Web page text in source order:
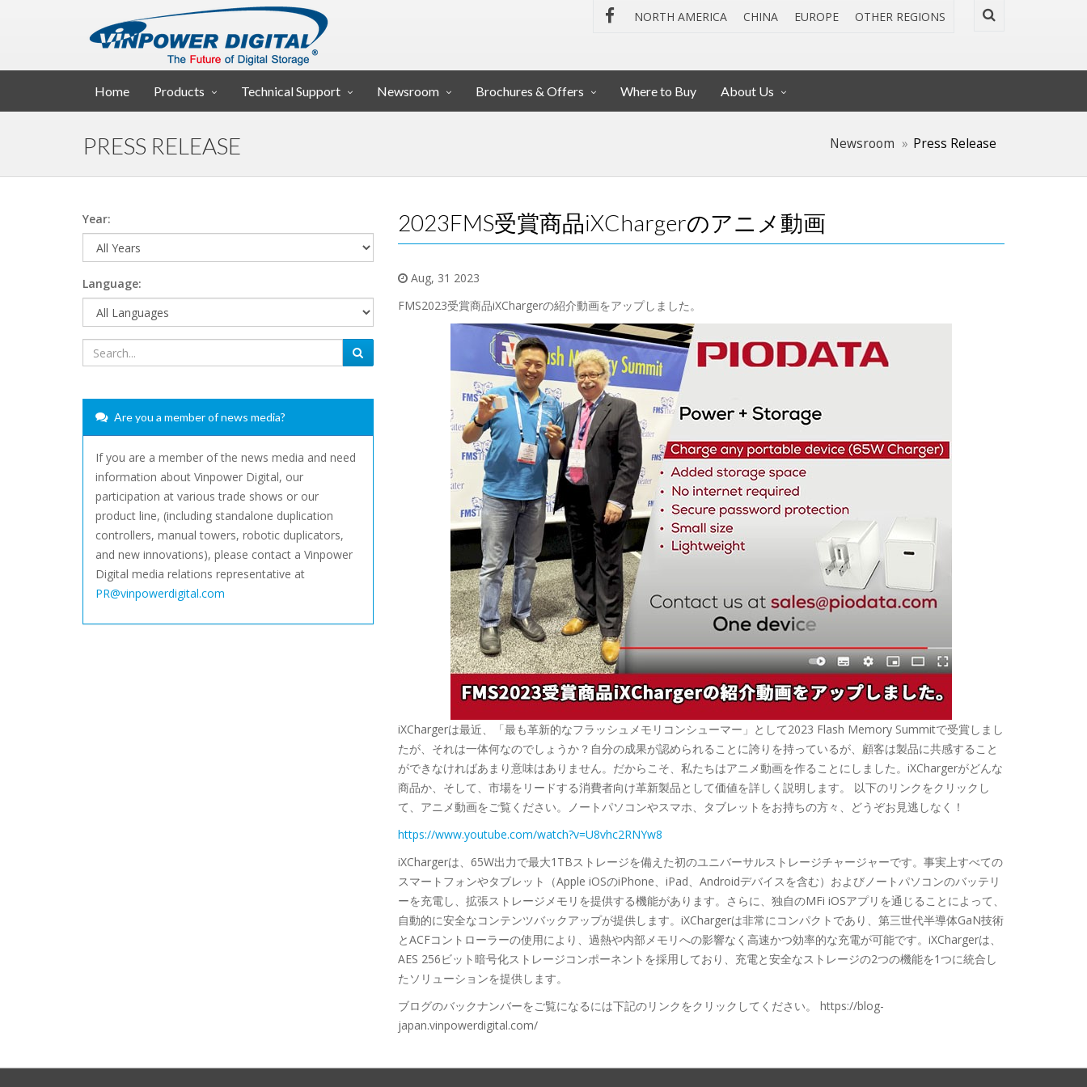
NORTH AMERICA CHINA EUROPE OTHER REGIONS
Home Products Technical Support Newsroom Brochures & Offers Where to Buy About Us
PRESS RELEASE Newsroom Press Release
2023FMS受賞商品iXChargerのアニメ動画
Aug, 31 2023
FMS2023受賞商品iXChargerの紹介動画をアップしました。
iXChargerは最近、「最も革新的なフラッシュメモリコンシューマー」として2023 Flash Memory Summitで受賞しまし
たが、それは一体何なのでしょうか？自分の成果が認められることに誇りを持っているが、顧客は製品に共感すること
ができなければあまり意味はありません。だからこそ、私たちはアニメ動画を作ることにしました。iXChargerがどんな
商品か、そして、市場をリードする消費者向け革新製品として価値を詳しく説明します。 以下のリンクをクリックし
て、アニメ動画をご覧ください。ノートパソコンやスマホ、タブレットをお持ちの方々、どうぞお見逃しなく！
https://www.youtube.com/watch?v=U8vhc2RNYw8
iXChargerは、65W出力で最大1TBストレージを備えた初のユニバーサルストレージチャージャーです。事実上すべての
スマートフォンやタブレット（Apple iOSのiPhone、iPad、Androidデバイスを含む）およびノートパソコンのバッテリ
ーを充電し、拡張ストレージメモリを提供する機能があります。さらに、独自のMFi iOSアプリを通じることによって、
自動的に安全なコンテンツバックアップが提供します。iXChargerは非常にコンパクトであり、第三世代半導体GaN技術
とACFコントローラーの使用により、過熱や内部メモリへの影響なく高速かつ効率的な充電が可能です。iXChargerは、
AES 256ビット暗号化ストレージコンポーネントを採用しており、充電と安全なストレージの2つの機能を1つに統合し
たソリューションを提供します。
ブログのバックナンバーをご覧になるには下記のリンクをクリックしてください。 https://blog-
japan.vinpowerdigital.com/
Year:
Language:
Are you a member of news media?
If you are a member of the news media and need
information about Vinpower Digital, our
participation at various trade shows or our
product line, (including standalone duplication
controllers, manual towers, robotic duplicators,
and new innovations), please contact a Vinpower
Digital media relations representative at
PR@vinpowerdigital.com